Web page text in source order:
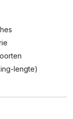
lengte)